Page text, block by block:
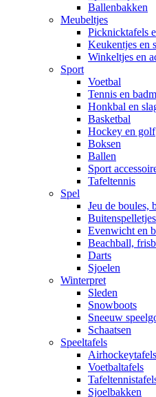
Ballenbakken
Meubeltjes
Picknicktafels
Keukentjes en
Winkeltjes en
Sport
Voetbal
Tennis en
Honkbal en
Basketbal
Hockey en golf
Boksen
Ballen
Sport
Tafeltennis
Spel
Jeu de boules,
Buitenspelletjes
Evenwicht en
Beachball,
Darts
Sjoelen
Winterpret
Sleden
Snowboots
Sneeuw
Schaatsen
Speeltafels
Airhockeytafels
Voetbaltafels
Sjoelbakken